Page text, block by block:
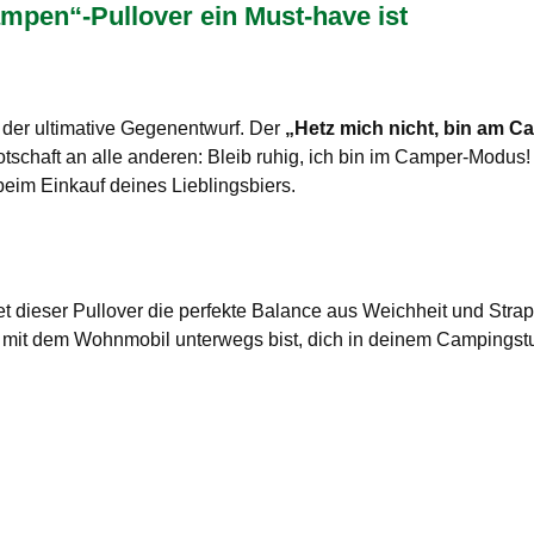
Pullover ein Must-have ist
ultimative Gegenentwurf. Der „Hetz mich nicht, bin am
an alle anderen: Bleib ruhig, ich bin im Camper-
Einkauf deines Lieblingsbiers.
dieser Pullover die perfekte Balance aus Weichheit und
dem Wohnmobil unterwegs bist, dich in deinem